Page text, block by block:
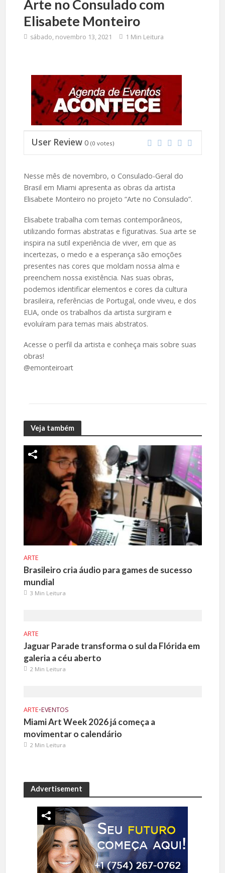
Arte no Consulado com
Elisabete Monteiro
sábado, novembro 13, 2021 1 Min Leitura
User Review 0 (0 votes)
Nesse mês de novembro, o Consulado-Geral do
Brasil em Miami apresenta as obras da artista
Elisabete Monteiro no projeto “Arte no Consulado”.
Elisabete trabalha com temas contemporâneos,
utilizando formas abstratas e figurativas. Sua arte se
inspira na sutil experiência de viver, em que as
incertezas, o medo e a esperança são emoções
presentes nas cores que moldam nossa alma e
preenchem nossa existência. Nas suas obras,
podemos identificar elementos e cores da cultura
brasileira, referências de Portugal, onde viveu, e dos
EUA, onde os trabalhos da artista surgiram e
evoluíram para temas mais abstratos.
Acesse o perfil da artista e conheça mais sobre suas
obras!
@emonteiroart
Veja também
ARTE
Brasileiro cria áudio para games de sucesso
mundial
3 Min Leitura
ARTE
Jaguar Parade transforma o sul da Flórida em
galeria a céu aberto
2 Min Leitura
ARTE•EVENTOS
Miami Art Week 2026 já começa a
movimentar o calendário
2 Min Leitura
Advertisement